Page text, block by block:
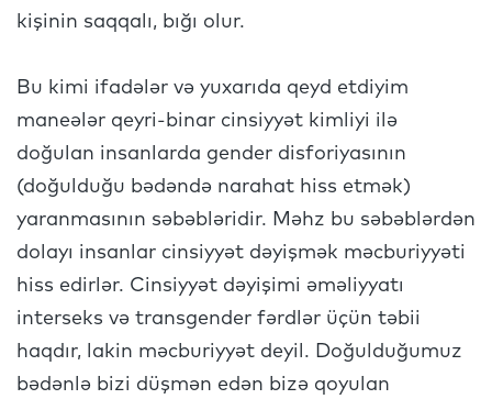
kişinin saqqalı, bığı olur.
Bu kimi ifadələr və yuxarıda qeyd etdiyim
maneələr qeyri-binar cinsiyyət kimliyi ilə
doğulan insanlarda gender disforiyasının
(doğulduğu bədəndə narahat hiss etmək)
yaranmasının səbəbləridir. Məhz bu səbəblərdən
dolayı insanlar cinsiyyət dəyişmək məcburiyyəti
hiss edirlər. Cinsiyyət dəyişimi əməliyyatı
interseks və transgender fərdlər üçün təbii
haqdır, lakin məcburiyyət deyil. Doğulduğumuz
bədənlə bizi düşmən edən bizə qoyulan